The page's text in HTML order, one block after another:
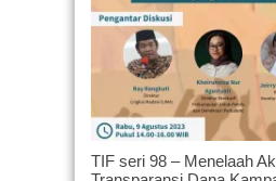
TIF seri 98 – Menelaah